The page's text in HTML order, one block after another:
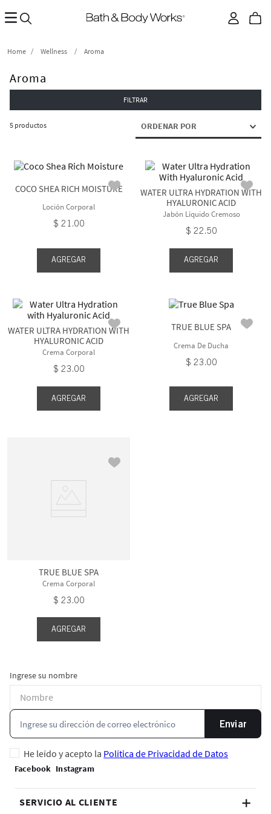
Wellness Aroma
Aroma
FILTRAR
5 productos ORDENAR POR
COCO SHEA RICH MOISTURE
Loción Corporal
$ 21.00
AGREGAR
WATER ULTRA HYDRATION WITH
HYALURONIC ACID
Jabón Líquido Cremoso
$ 22.50
AGREGAR
WATER ULTRA HYDRATION WITH
HYALURONIC ACID
Crema Corporal
$ 23.00
AGREGAR
TRUE BLUE SPA
Crema De Ducha
$ 23.00
AGREGAR
TRUE BLUE SPA
Crema Corporal
$ 23.00
AGREGAR
Ingrese su nombre
Enviar
He leído y acepto la Política de Privacidad de Datos
SERVICIO AL CLIENTE